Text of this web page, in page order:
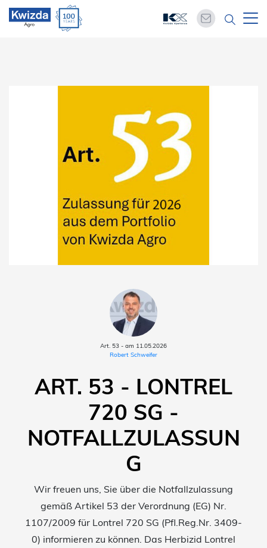
Art. 53 - am 11.05.2026
Robert Schweifer
ART. 53 - LONTREL
720 SG -
NOTFALLZULASSUN
G
Wir freuen uns, Sie über die Notfallzulassung
gemäß Artikel 53 der Verordnung (EG) Nr.
1107/2009 für Lontrel 720 SG (Pfl.Reg.Nr. 3409-
0) informieren zu können. Das Herbizid Lontrel